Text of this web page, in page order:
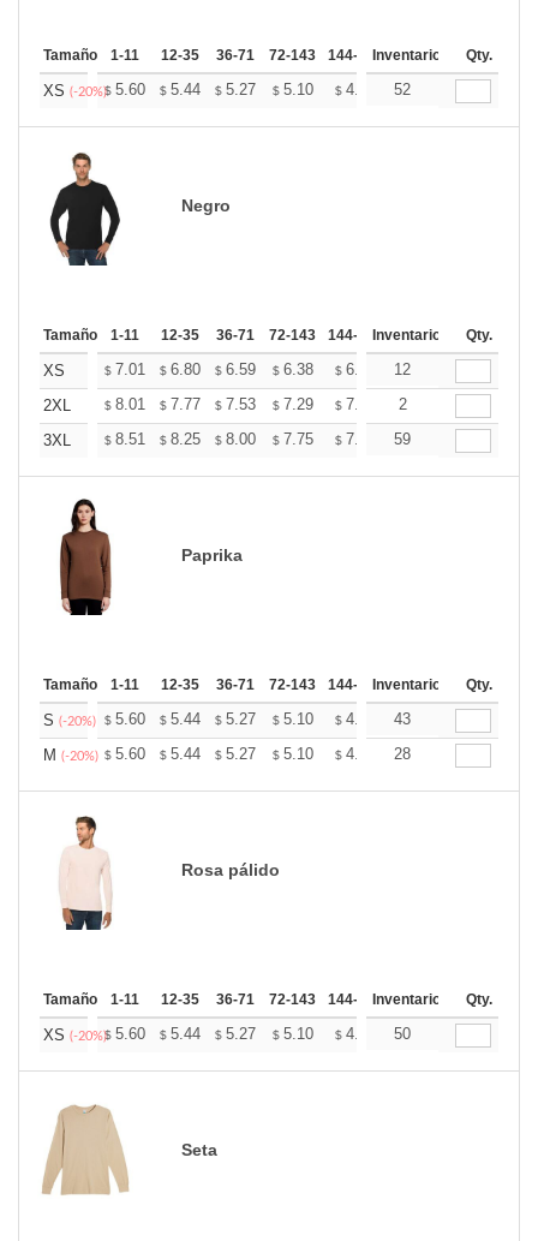
Tamaño 1-11 12-35 36-71 72-143 144-287 288 + Mas
Inventario Qty.
XS (-20%)$ 5.60 $ 5.44 $ 5.27 $ 5.10 $ 4.94 $4.86
52
Negro
Tamaño 1-11 12-35 36-71 72-143 144-287 288 + Mas
Inventario Qty.
XS $ 7.01 $ 6.80 $ 6.59 $ 6.38 $ 6.18 $6.07
12
2XL
$ 8.01 $ 7.77 $ 7.53 $ 7.29 $ 7.06 $
2
3XL
$ 8.51 $ 8.25 $ 8.00 $ 7.75 $ 7.50 $7.37
59
Paprika
Tamaño 1-11 12-35 36-71 72-143 144-287 288 + Mas
Inventario Qty.
S (-20%) $ 5.60 $ 5.44 $ 5.27 $ 5.10 $ 4.94 $4.86
43
M (-20%) $ 5.60 $ 5.44 $ 5.27 $ 5.10 $ 4.94 $4.86
28
Rosa pálido
Tamaño 1-11 12-35 36-71 72-143 144-287 288 + Mas
Inventario Qty.
XS (-20%)$ 5.60 $ 5.44 $ 5.27 $ 5.10 $ 4.94 $4.86
50
Seta